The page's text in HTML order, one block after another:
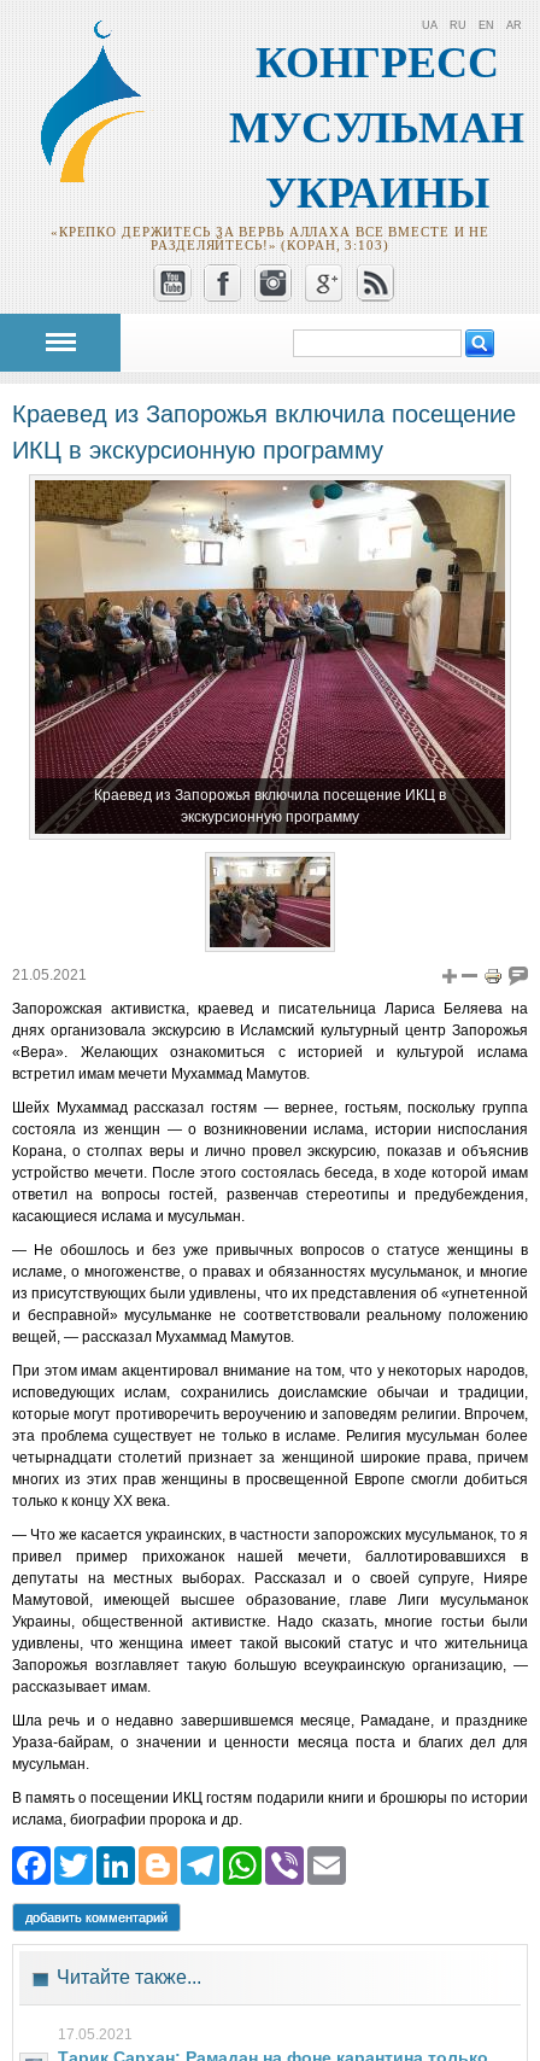
КОНГРЕСС
МУСУЛЬМАН
УКРАИНЫ
«КРЕПКО ДЕРЖИТЕСЬ ЗА ВЕРВЬ АЛЛАХА ВСЕ ВМЕСТЕ И НЕ
РАЗДЕЛЯЙТЕСЬ!» (КОРАН, 3:103)
UA RU EN AR
Форма поиска
Краевед из Запорожья включила посещение
ИКЦ в экскурсионную программу
Краевед из Запорожья включила посещение ИКЦ в
экскурсионную программу
21.05.2021
Запорожская активистка, краевед и писательница Лариса Беляева на
днях организовала экскурсию в Исламский культурный центр Запорожья
«Вера». Желающих ознакомиться с историей и культурой ислама
встретил имам мечети Мухаммад Мамутов.
Шейх Мухаммад рассказал гостям — вернее, гостьям, поскольку группа
состояла из женщин — о возникновении ислама, истории ниспослания
Корана, о столпах веры и лично провел экскурсию, показав и объяснив
устройство мечети. После этого состоялась беседа, в ходе которой имам
ответил на вопросы гостей, развенчав стереотипы и предубеждения,
касающиеся ислама и мусульман.
— Не обошлось и без уже привычных вопросов о статусе женщины в
исламе, о многоженстве, о правах и обязанностях мусульманок, и многие
из присутствующих были удивлены, что их представления об «угнетенной
и бесправной» мусульманке не соответствовали реальному положению
вещей, — рассказал Мухаммад Мамутов.
При этом имам акцентировал внимание на том, что у некоторых народов,
исповедующих ислам, сохранились доисламские обычаи и традиции,
которые могут противоречить вероучению и заповедям религии. Впрочем,
эта проблема существует не только в исламе. Религия мусульман более
четырнадцати столетий признает за женщиной широкие права, причем
многих из этих прав женщины в просвещенной Европе смогли добиться
только к концу XX века.
— Что же касается украинских, в частности запорожских мусульманок, то я
привел пример прихожанок нашей мечети, баллотировавшихся в
депутаты на местных выборах. Рассказал и о своей супруге, Нияре
Мамутовой, имеющей высшее образование, главе Лиги мусульманок
Украины, общественной активистке. Надо сказать, многие гостьи были
удивлены, что женщина имеет такой высокий статус и что жительница
Запорожья возглавляет такую большую всеукраинскую организацию, —
рассказывает имам.
Шла речь и о недавно завершившемся месяце, Рамадане, и празднике
Ураза-байрам, о значении и ценности месяца поста и благих дел для
мусульман.
В память о посещении ИКЦ гостям подарили книги и брошюры по истории
ислама, биографии пророка и др.
Facebook
Twitter
LinkedIn
Blogger
Telegram
WhatsApp
Viber
добавить комментарий
Читайте также...
17.05.2021